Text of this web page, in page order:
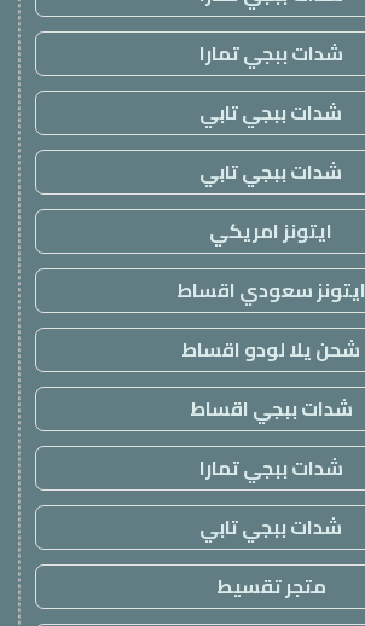
شدات ببجي تمارا
شدات ببجي تابي
شدات ببجي تابي
ايتونز امريكي
ايتونز سعودي اقساط
شحن يلا لودو اقساط
شدات ببجي اقساط
شدات ببجي تمارا
شدات ببجي تابي
متجر تقسيط